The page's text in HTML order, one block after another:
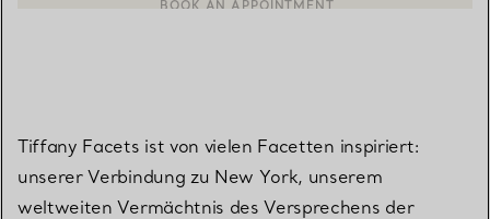
Tiffany Facets ist von vielen Facetten inspiriert:
unserer Verbindung zu New York, unserem
weltweiten Vermächtnis des Versprechens der